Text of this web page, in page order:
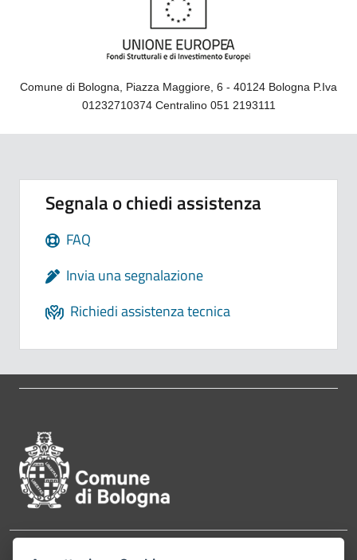
Comune di Bologna, Piazza Maggiore, 6 - 40124 Bologna P.Iva
01232710374 Centralino 051 2193111
Segnala o chiedi assistenza
FAQ
Invia una segnalazione
Richiedi assistenza tecnica